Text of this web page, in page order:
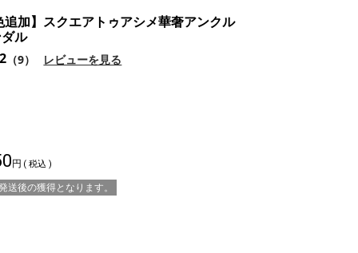
追加】スクエアトゥアシメ華奢アンクル
ル
（9） レビューを見る
税込
送後の獲得となります。